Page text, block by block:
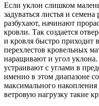
Если уклон слишком
задуваться листья и
разбухают, начинают
кровли. Так создается
и кровля быстро приходит
перехлестов кровельных
наращивают и угол
устраивают с углами в
именно в этом диапазоне
максимального
ветровую нагрузку такие